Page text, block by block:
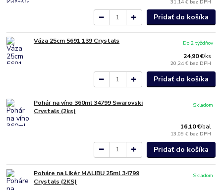
31,14 € bez DPH
Pridať do košíka
Váza 25cm 5691 139 Crystals
24,90 €/ks
20,24 € bez DPH
Do 2 týždňov
Pridať do košíka
Pohár na víno 360ml 34799 Swarovski
Crystals (2ks)
16,10 €/bal
13,09 € bez DPH
Skladom
Pridať do košíka
Poháre na Likér MALIBU 25ml 34799
Crystals (2KS)
Skladom